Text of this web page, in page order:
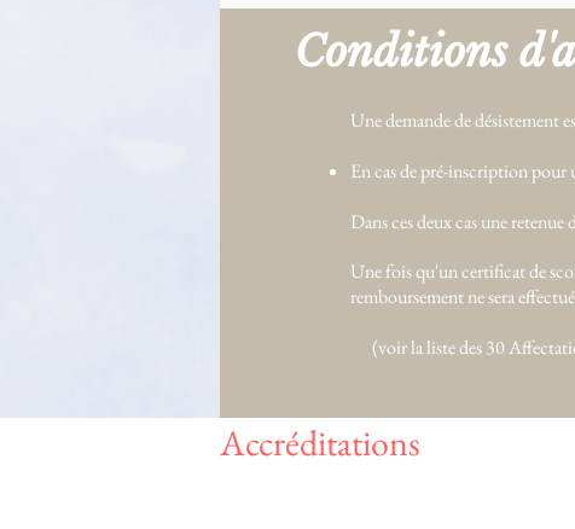
Conditions
Une demande de désistement
En cas de pré-inscription pour
Dans ces deux cas une
Une fois qu'un certificat de
remboursement ne sera
(voir la liste des 30
Accréditations